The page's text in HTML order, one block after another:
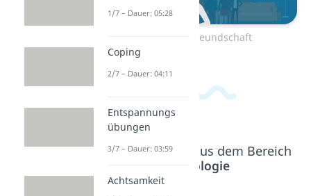
Zum Video: Freundschaft
Beliebte Inhalte aus dem Bereich
Psychologie
1/7 – Dauer: 05:28
Coping
2/7 – Dauer: 04:11
Entspannungs
übungen
3/7 – Dauer: 03:59
Achtsamkeit